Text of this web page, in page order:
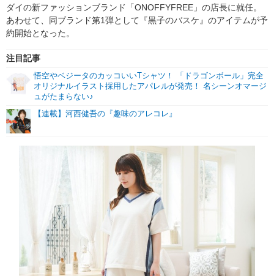
舞台 新帝スタ
編集部ブログ・お知らせ
ダイの新ファッションブランド「ONOFFYFREE」の店長に就任。
あわせて、同ブランド第1弾として『黒子のバスケ』のアイテムが予
約開始となった。
注目記事
悟空やベジータのカッコいいTシャツ！ 「ドラゴンボール」完全
オリジナルイラスト採用したアパレルが発売！ 名シーンオマージ
ュがたまらない♪
【連載】河西健吾の『趣味のアレコレ』